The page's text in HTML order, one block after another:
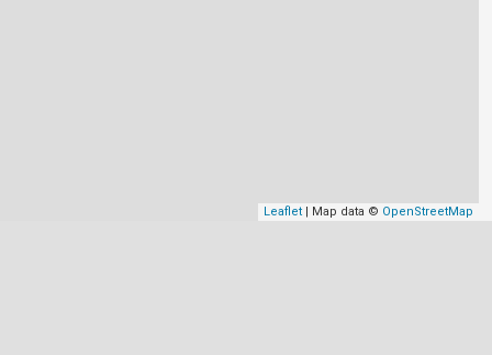
Leaflet | Map data © OpenStreetMap